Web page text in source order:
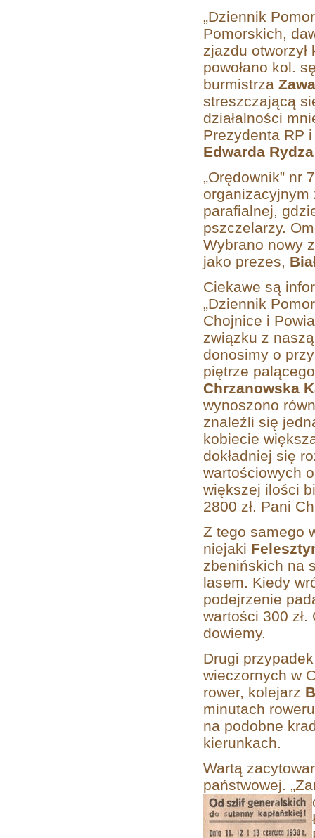
„Dziennik
Pomorskich,
zjazdu
powołano kol.
burmistrza
streszczającą
działalności
Prezydenta RP
Edwarda
„Orędownik” nr
organizacyjnym
parafialnej,
pszczelarzy.
Wybrano nowy
jako prezes,
Ciekawe są
„Dziennik
Chojnice i
związku z
donosimy o
piętrze
Chrzanowska
wynoszono
znaleźli się
kobiecie
dokładniej się
wartościowych
większej ilości
2800 zł. Pani
Z tego samego
niejaki
zbenińskich na
lasem. Kiedy
podejrzenie
wartości 300
dowiemy.
Drugi
wieczornych w
rower, kolejarz
minutach
na podobne
kierunkach.
Wartą
państwowej.